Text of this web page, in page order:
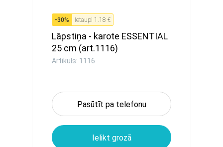
-30% Ietaupi 1.18 €
Lāpstiņa - karote ESSENTIAL
25 cm (art.1116)
Artikuls: 1116
Pasūtīt pa telefonu
Ielikt grozā